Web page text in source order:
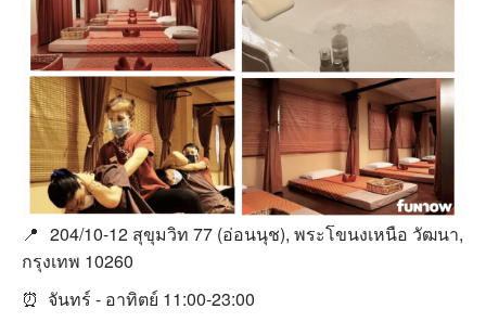
📍 204/10-12 สุขุมวิท 77 (อ่อนนุช), พระโขนงเหนือ วัฒนา,
กรุงเทพ 10260
⏰ จันทร์ - อาทิตย์ 11:00-23:00